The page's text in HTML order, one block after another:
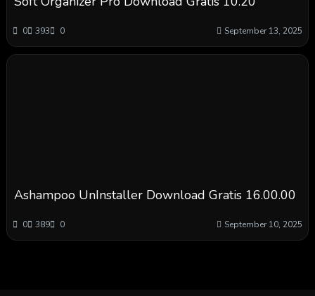
0 393 0 September 13, 2025
Ashampoo UnInstaller Download Gratis 16.00.00
0 389 0 September 10, 2025